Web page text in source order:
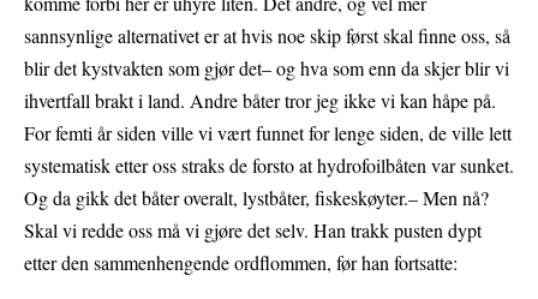
sannsynlige alternativet er at hvis noe skip først skal finne oss, så
blir det kystvakten som gjør det– og hva som enn da skjer blir vi
ihvertfall brakt i land. Andre båter tror jeg ikke vi kan håpe på.
For femti år siden ville vi vært funnet for lenge siden, de ville lett
systematisk etter oss straks de forsto at hydrofoilbåten var sunket.
Og da gikk det båter overalt, lystbåter, fiskeskøyter.– Men nå?
Skal vi redde oss må vi gjøre det selv. Han trakk pusten dypt
etter den sammenhengende ordflommen, før han fortsatte: